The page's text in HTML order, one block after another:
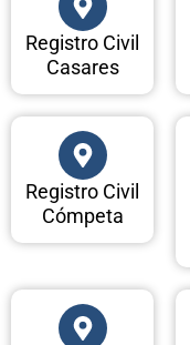
Registro Civil
Casares
Registro Civil
Cómpeta